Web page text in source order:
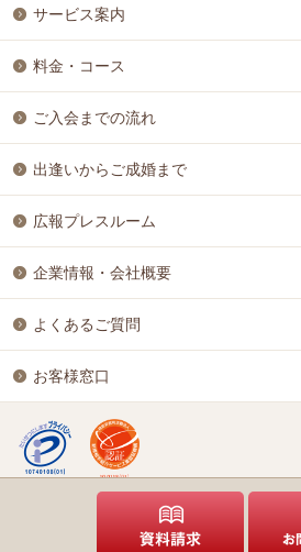
サービス案内
料金・コース
ご入会までの流れ
出逢いからご成婚まで
広報プレスルーム
企業情報・会社概要
よくあるご質問
お客様窓口
特定商取引に基づく表記